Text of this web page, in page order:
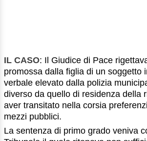
IL CASO: Il Giudice di Pace
promossa dalla figlia di un soggetto
verbale elevato dalla polizia
diverso da quello di residenza della
aver transitato nella corsia
mezzi pubblici.
La sentenza di primo grado veniva